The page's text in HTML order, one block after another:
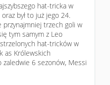
hat-tricka w
był to już jego 24.
przynajmniej trzech goli w
tym samym z Leo
hat-tricków w
as Królewskich
zaledwie 6 sezonów, Messi